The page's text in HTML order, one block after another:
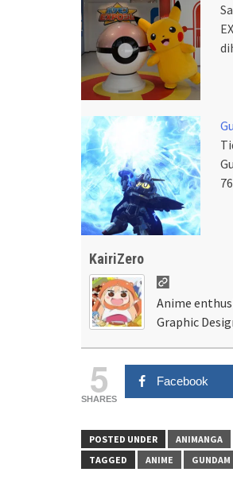
KairiZero
Anime
Graphic
5
SHARES
Facebook
POSTED UNDER
ANIMANGA
TAGGED
ANIME GUNDAM